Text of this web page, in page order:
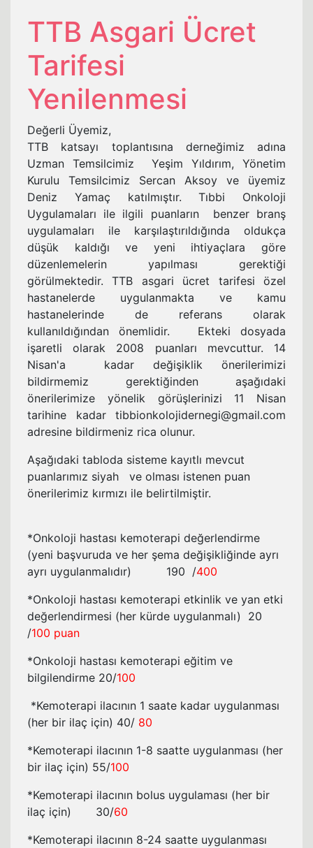
TTB Asgari Ücret
Tarifesi
Yenilenmesi
Değerli Üyemiz,
TTB katsayı toplantısına derneğimiz adına
Uzman Temsilcimiz Yeşim Yıldırım, Yönetim
Kurulu Temsilcimiz Sercan Aksoy ve üyemiz
Deniz Yamaç katılmıştır. Tıbbi Onkoloji
Uygulamaları ile ilgili puanların benzer branş
uygulamaları ile karşılaştırıldığında oldukça
düşük kaldığı ve yeni ihtiyaçlara göre
düzenlemelerin yapılması gerektiği
görülmektedir. TTB asgari ücret tarifesi özel
hastanelerde uygulanmakta ve kamu
hastanelerinde de referans olarak
kullanıldığından önemlidir. Ekteki dosyada
işaretli olarak 2008 puanları mevcuttur. 14
Nisan'a kadar değişiklik önerilerimizi
bildirmemiz gerektiğinden aşağıdaki
önerilerimize yönelik görüşlerinizi 11 Nisan
tarihine kadar tibbionkolojidernegi@gmail.com
adresine bildirmeniz rica olunur.
Aşağıdaki tabloda sisteme kayıtlı mevcut
puanlarımız siyah ve olması istenen puan
önerilerimiz kırmızı ile belirtilmiştir.
*Onkoloji hastası kemoterapi değerlendirme
(yeni başvuruda ve her şema değişikliğinde ayrı
ayrı uygulanmalıdır) 190 /400
*Onkoloji hastası kemoterapi etkinlik ve yan etki
değerlendirmesi (her kürde uygulanmalı) 20
/100 puan
*Onkoloji hastası kemoterapi eğitim ve
bilgilendirme 20/100
*Kemoterapi ilacının 1 saate kadar uygulanması
(her bir ilaç için) 40/ 80
*Kemoterapi ilacının 1-8 saatte uygulanması (her
bir ilaç için) 55/100
*Kemoterapi ilacının bolus uygulaması (her bir
ilaç için) 30/60
*Kemoterapi ilacının 8-24 saatte uygulanması